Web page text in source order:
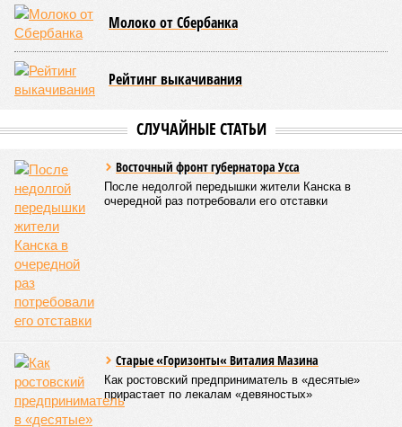
2038-го, вероятно, вовсе не предусматривает такой
постановки вопроса.
Неудивительно, что гендиректор РЖД
реагируя на словесные интервенции Пашиняна, выступил
кажется, стало только хуже. Как отметил менеджер, ЮКЖД
взятые на себя обязательства в рамках концессионного
договора от 2008 года». «Концессия дала Армении
современную железную дорогу, при этом освободив
бюджет республики от затрат на её восстановление и
содержание. Дивиденды акционеру никогда не
выплачивались, вся прибыль шла на развитие железной
дороги»
И в самом деле. Российская сторона поставляла Армении
повреждённые стихией, выплатила в казну закавказской
республики 15 млрд рублей налогов, пускала прибыль на
развитие местной железнодорожной инфраструктуры.